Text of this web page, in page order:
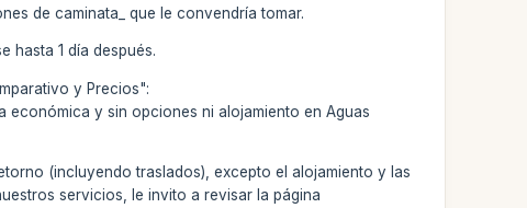
de caminata_ que le convendría tomar.
hasta 1 día después.
y Precios":
económica y sin opciones ni alojamiento en Aguas
(incluyendo traslados), excepto el alojamiento y las
servicios, le invito a revisar la página